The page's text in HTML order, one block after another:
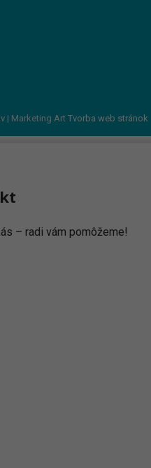
| Marketing Art Tvorba web stránok
– radi vám pomôžeme!